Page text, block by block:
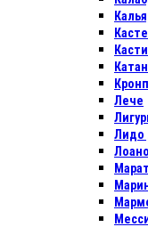
Лече
Лидо
Лоано